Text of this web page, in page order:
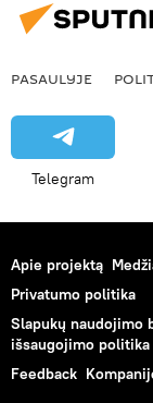
PASAULYJE
Telegram
Apie projektą
Privatumo politika
Slapukų naudojimo
išsaugojimo politika
Feedback